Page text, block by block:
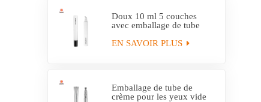
Doux 10 ml 5 couches
avec emballage de tube
EVOH
EN SAVOIR PLUS
Emballage de tube de
crème pour les yeux vide